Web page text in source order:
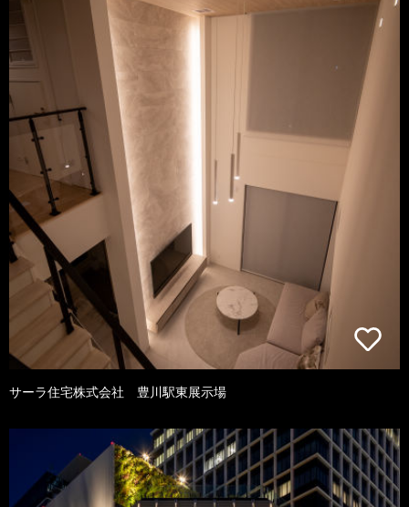
サーラ住宅株式会社 豊川駅東展示場